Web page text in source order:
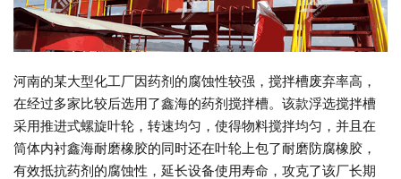
河南的某大型化工厂因药剂的腐蚀性较强，搅拌槽废弃率高，
在经过多家比较后选用了鑫海的药剂搅拌槽。该款浮选搅拌槽
采用推进式螺旋叶轮，转速均匀，使得物料搅拌均匀，并且在
筒体内衬鑫海耐磨橡胶的同时还在叶轮上包了耐磨防腐橡胶，
有效抵抗药剂的腐蚀性，延长设备使用寿命，攻克了该厂长期